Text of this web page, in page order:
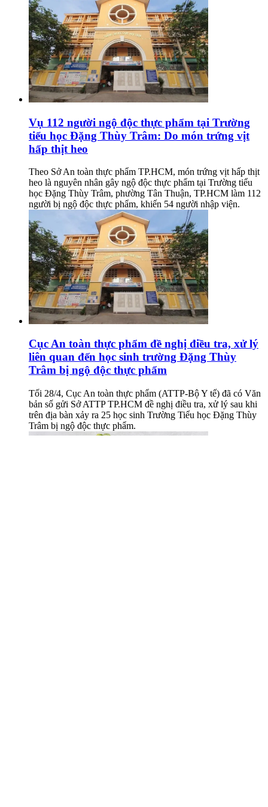
Vụ 112 người ngộ độc thực phẩm tại Trường
tiểu học Đặng Thùy Trâm: Do món trứng vịt
hấp thịt heo
Theo Sở An toàn thực phẩm TP.HCM, món trứng vịt hấp thịt
heo là nguyên nhân gây ngộ độc thực phẩm tại Trường tiểu
học Đặng Thùy Trâm, phường Tân Thuận, TP.HCM làm 112
người bị ngộ độc thực phẩm, khiến 54 người nhập viện.
Cục An toàn thực phẩm đề nghị điều tra, xử lý
liên quan đến học sinh trường Đặng Thùy
Trâm bị ngộ độc thực phẩm
Tối 28/4, Cục An toàn thực phẩm (ATTP-Bộ Y tế) đã có Văn
bản số gửi Sở ATTP TP.HCM đề nghị điều tra, xử lý sau khi
trên địa bàn xảy ra 25 học sinh Trường Tiểu học Đặng Thùy
Trâm bị ngộ độc thực phẩm.